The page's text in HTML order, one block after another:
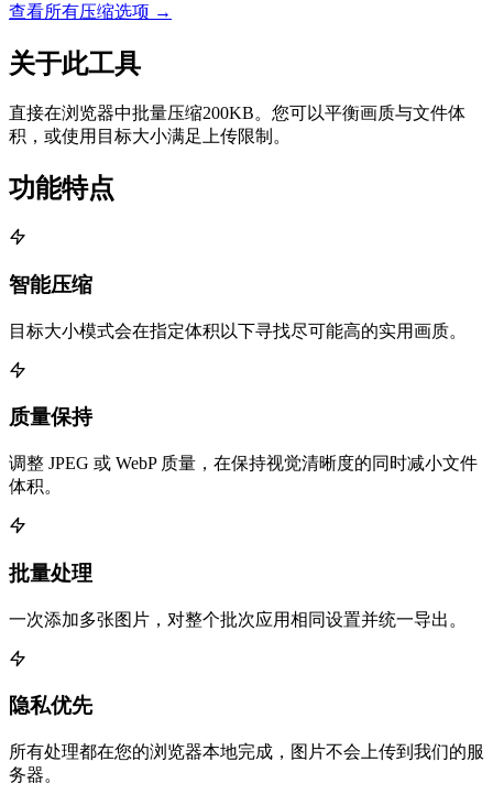
查看所有压缩选项 →
关于此工具
直接在浏览器中批量压缩200KB。您可以平衡画质与文件体
积，或使用目标大小满足上传限制。
功能特点
智能压缩
目标大小模式会在指定体积以下寻找尽可能高的实用画质。
质量保持
调整 JPEG 或 WebP 质量，在保持视觉清晰度的同时减小文件
体积。
批量处理
一次添加多张图片，对整个批次应用相同设置并统一导出。
隐私优先
所有处理都在您的浏览器本地完成，图片不会上传到我们的服
务器。